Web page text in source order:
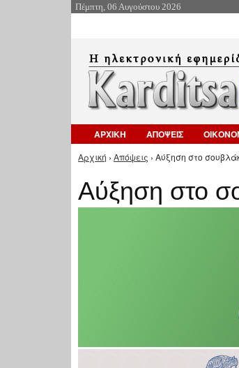
Πέμπτη, 06 Αυγούστου 2026
ΑΡΧΙΚΗ ΑΠΟΨΕΙΣ
Είστε εδώ
Αρχική › Απόψεις › Aύξηση στο
Aύξηση στο